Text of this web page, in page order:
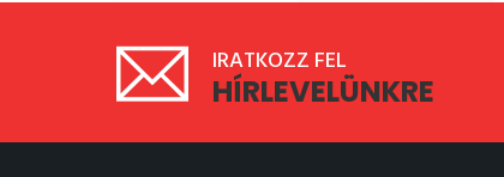
IRATKOZZ FEL
HÍRLEVELÜNKRE